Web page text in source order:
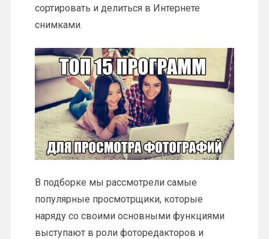
сортировать и делиться в Интернете
снимками.
В подборке мы рассмотрели самые
популярные просмотрщики, которые
наряду со своими основными функциями
выступают в роли фоторедакторов и